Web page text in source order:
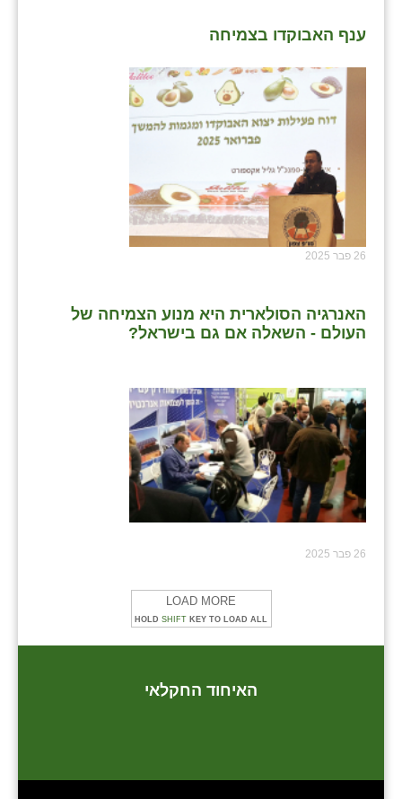
ענף האבוקדו בצמיחה
26 פבר 2025
האנרגיה הסולארית היא מנוע הצמיחה של
העולם - השאלה אם גם בישראל?
26 פבר 2025
LOAD MORE
HOLD SHIFT KEY TO LOAD ALL
האיחוד החקלאי